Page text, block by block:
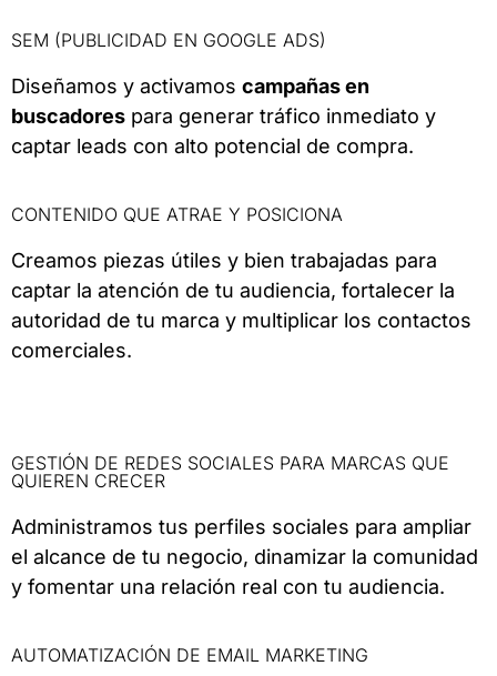
SEM (PUBLICIDAD EN GOOGLE ADS)
Diseñamos y activamos campañas en
buscadores para generar tráfico inmediato y
captar leads con alto potencial de compra.
CONTENIDO QUE ATRAE Y POSICIONA
Creamos piezas útiles y bien trabajadas para
captar la atención de tu audiencia, fortalecer la
autoridad de tu marca y multiplicar los contactos
comerciales.
GESTIÓN DE REDES SOCIALES PARA MARCAS QUE
QUIEREN CRECER
Administramos tus perfiles sociales para ampliar
el alcance de tu negocio, dinamizar la comunidad
y fomentar una relación real con tu audiencia.
AUTOMATIZACIÓN DE EMAIL MARKETING